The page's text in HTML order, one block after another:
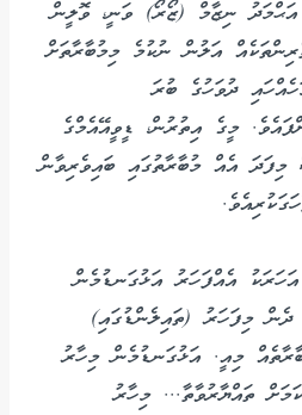
ނިޒާމް (ޒޯރޯ) ވަނީ، ވޮލީން
އަލުން ނުކުމެ މިމުބާރާތަށް
ދުވަހުގެ ބުރަ
މީގެ އިތުރުން، ޑީވީއޭއެމްގެ
އެއް މުބާރާތުގައި ބައިވެރިވާން
އެއްފަހަރު އަޅުގަނޑުމެން
މިފަހަރު (ތައިލެންޑުގައި)
މިއީ. އަޅުގަނޑުމެން މިހާރު
ތައްޔާރުވާތާ... މިހާރު